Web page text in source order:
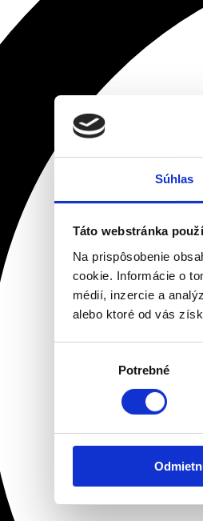
Súhlas
Táto webstránka
Na prispôsobenie
cookie. Informácie o
médií, inzercie a
alebo ktoré od vás
Potrebné